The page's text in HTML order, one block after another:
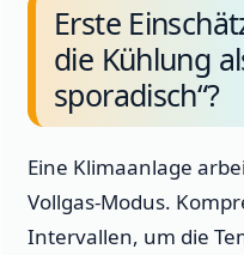
Erste
die Kühlung
sporadisch“?
Eine Klimaanlage
Vollgas-Modus.
Intervallen, um die